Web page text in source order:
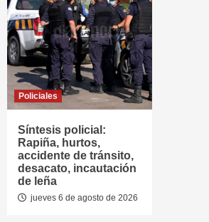
Policiales
Síntesis policial:
Rapiña, hurtos,
accidente de tránsito,
desacato, incautación
de leña
jueves 6 de agosto de 2026